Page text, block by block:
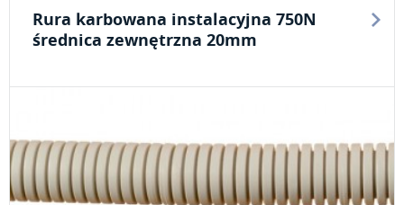
Rura karbowana instalacyjna 750N
średnica zewnętrzna 20mm